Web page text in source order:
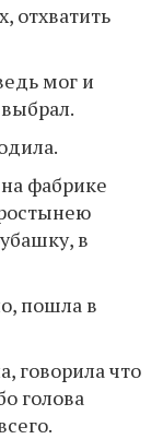
отхватить
мог и
фабрике
в
пошла в
говорила что
голова